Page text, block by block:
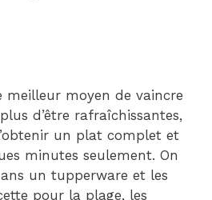
meilleur moyen de vaincre
d’être rafraîchissantes,
un plat complet et
minutes seulement. On
un tupperware et les
pour la plage, les